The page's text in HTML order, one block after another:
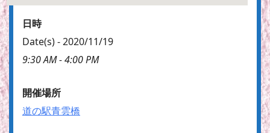
日時
Date(s) - 2020/11/19
9:30 AM - 4:00 PM
開催場所
道の駅青雲橋